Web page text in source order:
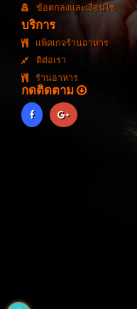
ข้อตกลงและเงื่อนไข
บริการ
แพ็คเกจร้านอาหาร
ติต่อเรา
ร้านอาหาร
กดติดตาม